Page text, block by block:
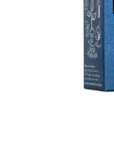
NÁŠ PŘÍBĚH
DOPRAVA A PLATBA